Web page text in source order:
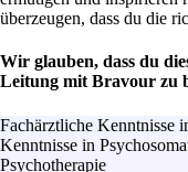
überzeugen, dass du die
Wir glauben, dass du
Leitung mit Bravour zu
Fachärztliche Kenntnisse
Kenntnisse in
Psychotherapie